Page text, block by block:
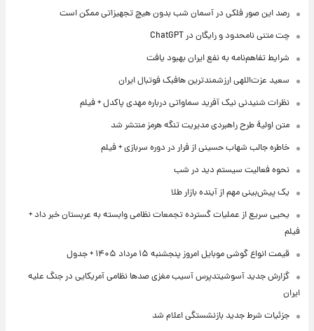
رصد این صور فلکی در آسمان شب بدون هیچ تجهیزاتی ممکن است
چت متنی نامحدود و رایگان در ChatGPT
شرایط تفاهم‌نامه به نفع ایران بهبود یافت
سعید عزت‌اللهی ارزشمندترین هافبک فوتبال ایران
نظرات شنیدنی نیک آفرید سماواتی درباره مهدی پاکدل + فیلم
متن اولیۀ طرح راهبردی مدیریت تنگه هرمز منتشر شد
خاطره جالب شهاب حسینی از فرار در دوره سربازی + فیلم
نحوه فعالیت سیستم دید در شب
یک پیش‌بینی مهم از آینده بازار طلا
یحیی سریع از عملیات گسترده تجمعات نظامی وابسته به عربستان خبر داد +
فیلم
قیمت انواع گوشی موبایل امروز پنجشنبه ۱۵ مرداد ۱۴۰۵ + جدول
گزارش جدید آسوشیتدپرس آسیب مغزی صدها نظامی آمریکایی در جنگ علیه
ایران
جزئیات شرط جدید بازنشستگی اعلام شد